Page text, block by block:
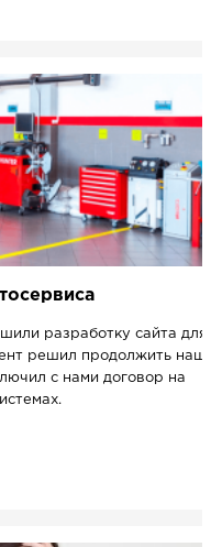
разработку сайта для
решил продолжить
с нами договор на